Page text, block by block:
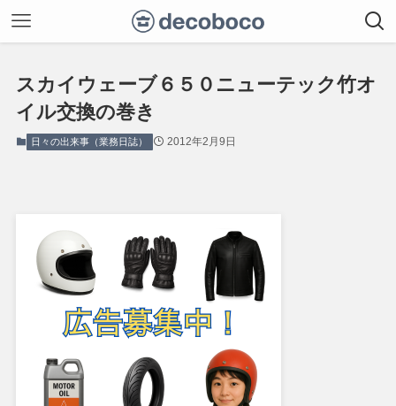
スカイウェーブ６５０ニューテック竹オ
イル交換の巻き
日々の出来事（業務日誌） 2012年2月9日